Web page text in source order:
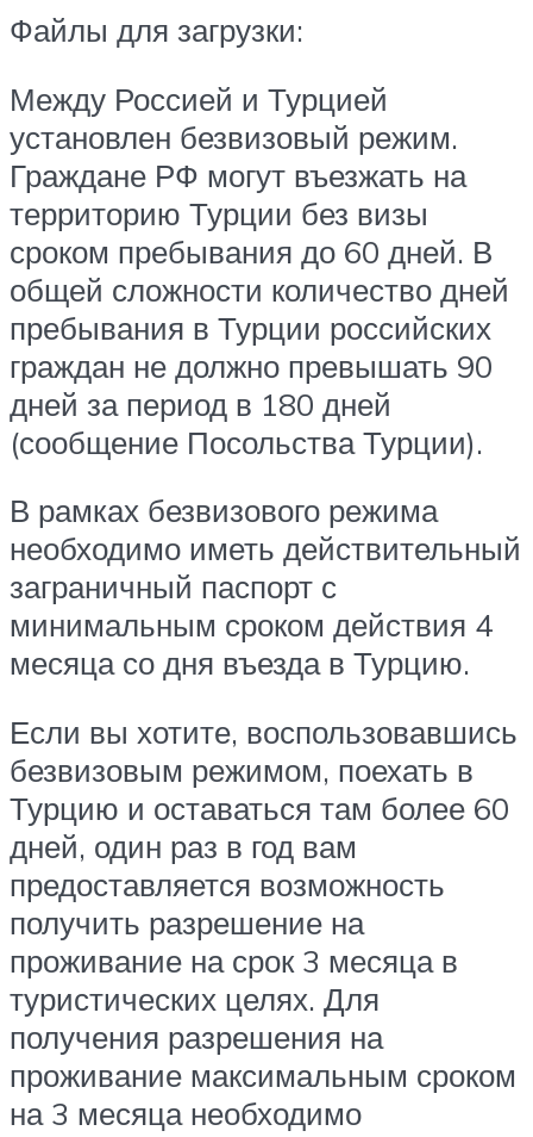
Файлы для загрузки:
Между Россией и Турцией
установлен безвизовый режим.
Граждане РФ могут въезжать на
территорию Турции без визы
сроком пребывания до 60 дней. В
общей сложности количество дней
пребывания в Турции российских
граждан не должно превышать 90
дней за период в 180 дней
(сообщение Посольства Турции).
В рамках безвизового режима
необходимо иметь действительный
заграничный паспорт с
минимальным сроком действия 4
месяца со дня въезда в Турцию.
Если вы хотите, воспользовавшись
безвизовым режимом, поехать в
Турцию и оставаться там более 60
дней, один раз в год вам
предоставляется возможность
получить разрешение на
проживание на срок 3 месяца в
туристических целях. Для
получения разрешения на
проживание максимальным сроком
на 3 месяца необходимо